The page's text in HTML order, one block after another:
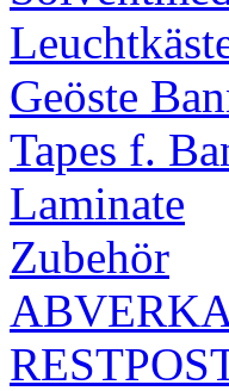
Geöste
Tapes f.
Laminate
Zubehör